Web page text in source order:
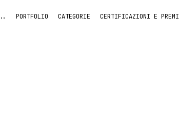
PORTFOLIO CATEGORIE CERTIFICAZIONI E PREMI